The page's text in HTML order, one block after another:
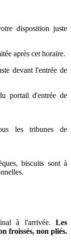
disposition juste
après cet horaire.
devant l'entrée de
portail d'entrée de
les tribunes de
biscuits sont à
à l'arrivée. Les
froissés, non pliés.